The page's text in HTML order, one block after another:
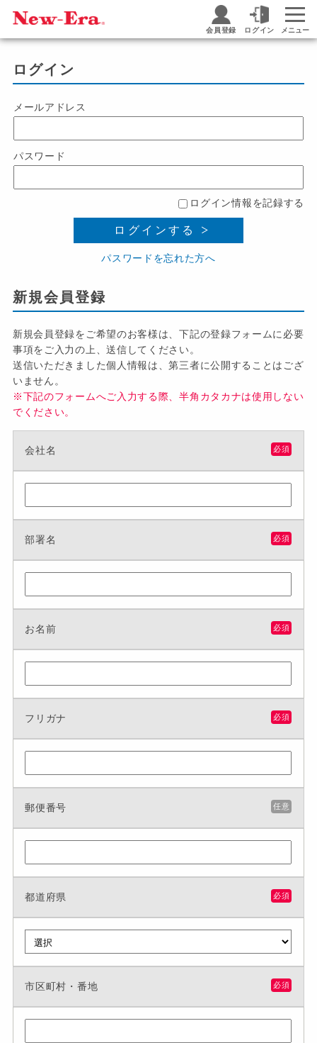
会員登録 ログイン メニュー
ログイン
メールアドレス
パスワード
ログイン情報を記録する
ログインする
パスワードを忘れた方へ
新規会員登録
新規会員登録をご希望のお客様は、下記の登録フォームに必要
事項をご入力の上、送信してください。
送信いただきました個人情報は、第三者に公開することはござ
いません。
※下記のフォームへご入力する際、半角カタカナは使用しない
でください。
会社名 必須
部署名 必須
お名前 必須
フリガナ 必須
郵便番号 任意
都道府県 必須
市区町村・番地 必須